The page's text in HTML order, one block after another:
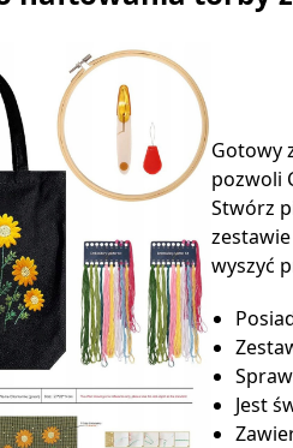
Gotowy
pozwoli
Stwórz
wyszyć
Jest